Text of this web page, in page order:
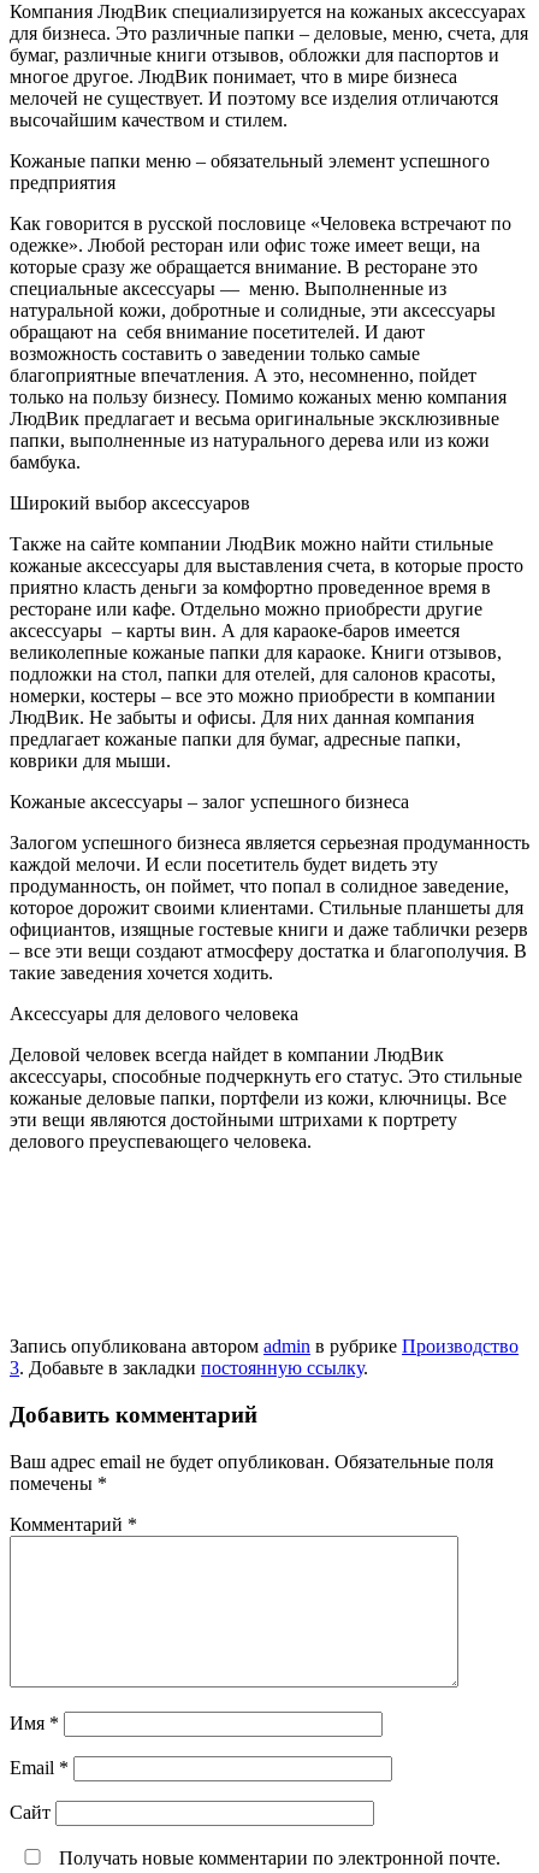
Компания ЛюдВик специализируется на кожаных аксессуарах
для бизнеса. Это различные папки – деловые, меню, счета, для
бумаг, различные книги отзывов, обложки для паспортов и
многое другое. ЛюдВик понимает, что в мире бизнеса
мелочей не существует. И поэтому все изделия отличаются
высочайшим качеством и стилем.
Кожаные папки меню – обязательный элемент успешного
предприятия
Как говорится в русской пословице «Человека встречают по
одежке». Любой ресторан или офис тоже имеет вещи, на
которые сразу же обращается внимание. В ресторане это
специальные аксессуары — меню. Выполненные из
натуральной кожи, добротные и солидные, эти аксессуары
обращают на себя внимание посетителей. И дают
возможность составить о заведении только самые
благоприятные впечатления. А это, несомненно, пойдет
только на пользу бизнесу. Помимо кожаных меню компания
ЛюдВик предлагает и весьма оригинальные эксклюзивные
папки, выполненные из натурального дерева или из кожи
бамбука.
Широкий выбор аксессуаров
Также на сайте компании ЛюдВик можно найти стильные
кожаные аксессуары для выставления счета, в которые просто
приятно класть деньги за комфортно проведенное время в
ресторане или кафе. Отдельно можно приобрести другие
аксессуары – карты вин. А для караоке-баров имеется
великолепные кожаные папки для караоке. Книги отзывов,
подложки на стол, папки для отелей, для салонов красоты,
номерки, костеры – все это можно приобрести в компании
ЛюдВик. Не забыты и офисы. Для них данная компания
предлагает кожаные папки для бумаг, адресные папки,
коврики для мыши.
Кожаные аксессуары – залог успешного бизнеса
Залогом успешного бизнеса является серьезная продуманность
каждой мелочи. И если посетитель будет видеть эту
продуманность, он поймет, что попал в солидное заведение,
которое дорожит своими клиентами. Стильные планшеты для
официантов, изящные гостевые книги и даже таблички резерв
– все эти вещи создают атмосферу достатка и благополучия. В
такие заведения хочется ходить.
Аксессуары для делового человека
Деловой человек всегда найдет в компании ЛюдВик
аксессуары, способные подчеркнуть его статус. Это стильные
кожаные деловые папки, портфели из кожи, ключницы. Все
эти вещи являются достойными штрихами к портрету
делового преуспевающего человека.
Запись опубликована автором admin в рубрике Производство
3. Добавьте в закладки постоянную ссылку.
Добавить комментарий
Ваш адрес email не будет опубликован. Обязательные поля
помечены *
Комментарий *
Имя *
Email *
Сайт
Получать новые комментарии по электронной почте.